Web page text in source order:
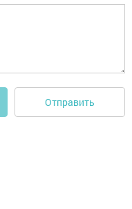
Отправить